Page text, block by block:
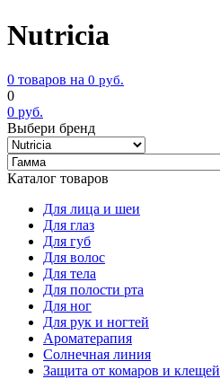
Nutricia
0 товаров на 0 руб.
0
0 руб.
Выбери бренд
Каталог товаров
Для лица и шеи
Для глаз
Для губ
Для волос
Для тела
Для полости рта
Для ног
Для рук и ногтей
Ароматерапия
Солнечная линия
Защита от комаров и клещей